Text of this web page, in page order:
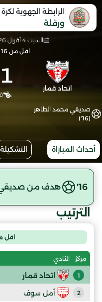
الرابطة الجهوية
ورقلة
السبت 4 أفريل 2026
اقل من 16 سنة-د
اتحاد قمار 1
صديقي محمد الطاهر
(16')
أحداث المباراة التشكيلة
16' هدف من صديقي
الترتيب
اقل من
مركز النادي
1 اتحاد قمار
2 أمل سوف